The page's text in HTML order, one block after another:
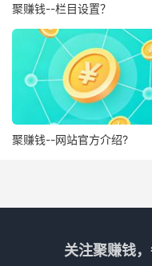
聚赚钱--栏目设置？
聚赚钱--网站官方介绍?
关注聚赚钱